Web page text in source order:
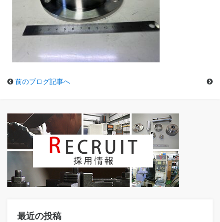
前のブログ記事へ
最近の投稿